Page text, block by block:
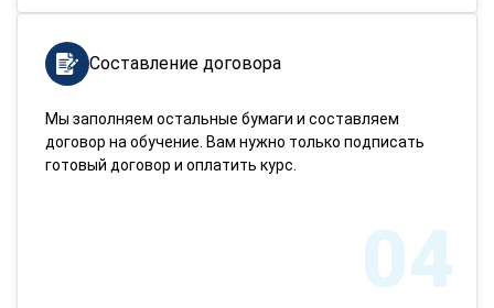
Составление договора
Мы заполняем остальные бумаги и составляем
договор на обучение. Вам нужно только подписать
готовый договор и оплатить курс.
04